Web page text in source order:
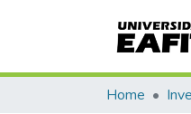
Home